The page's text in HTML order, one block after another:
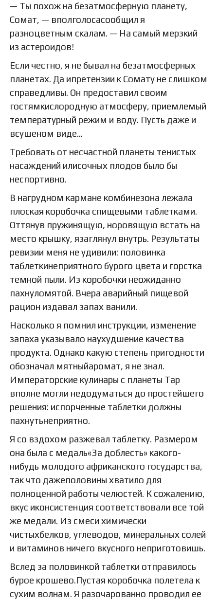
— Ты похож на безатмосферную планету,
Сомат, — вполголосасообщил я
разноцветным скалам. — На самый мерзкий
из астероидов!
Если честно, я не бывал на безатмосферных
планетах. Да ипретензии к Сомату не слишком
справедливы. Он предоставил своим
гостямкислородную атмосферу, приемлемый
температурный режим и воду. Пусть даже и
всушеном виде…
Требовать от несчастной планеты тенистых
насаждений илисочных плодов было бы
неспортивно.
В нагрудном кармане комбинезона лежала
плоская коробочка спищевыми таблетками.
Оттянув пружинящую, норовящую встать на
место крышку, язаглянул внутрь. Результаты
ревизии меня не удивили: половинка
таблеткинеприятного бурого цвета и горстка
темной пыли. Из коробочки неожиданно
пахнуломятой. Вчера аварийный пищевой
рацион издавал запах ванили.
Насколько я помнил инструкции, изменение
запаха указывало наухудшение качества
продукта. Однако какую степень пригодности
обозначал мятныйаромат, я не знал.
Императорские кулинары с планеты Тар
вполне могли недодуматься до простейшего
решения: испорченные таблетки должны
пахнутьнеприятно.
Я со вздохом разжевал таблетку. Размером
она была с медаль«За доблесть» какого-
нибудь молодого африканского государства,
так что дажеполовины хватило для
полноценной работы челюстей. К сожалению,
вкус иконсистенция соответствовали все той
же медали. Из смеси химически
чистыхбелков, углеводов, минеральных солей
и витаминов ничего вкусного неприготовишь.
Вслед за половинкой таблетки отправилось
бурое крошево.Пустая коробочка полетела к
сухим волнам. Я разочарованно проводил ее